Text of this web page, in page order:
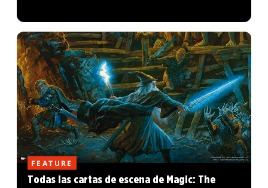
FEATURE
Todas las cartas de escena de Magic: The